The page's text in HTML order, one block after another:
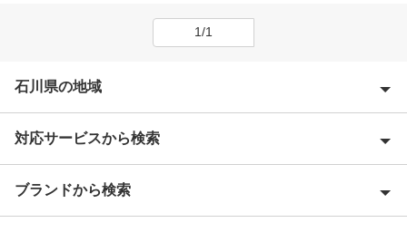
1/1
石川県の地域
加賀市
金沢市
対応サービスから検索
優良店
ブランドから検索